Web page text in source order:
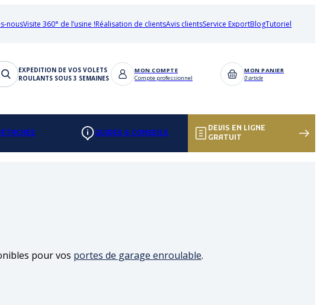
nousVisite 360° de l’usine !Réalisation de clientsAvis clientsService ExportBlogTutoriel
EXPEDITION DE VOS VOLETS
ROULANTS SOUS 3 SEMAINES
MON COMPTE
Compte professionnel
MON PANIER
0 article
GUIDES & CONSEILS
DEVIS EN LIGNE
GRATUIT
pour vos portes de garage enroulable.